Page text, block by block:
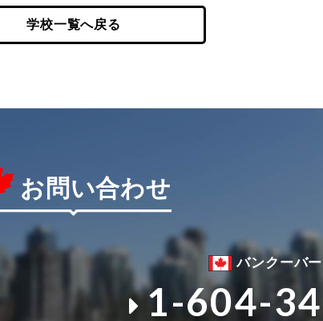
学校一覧へ戻る
お問い合わせ
バンクーバ
1-604-